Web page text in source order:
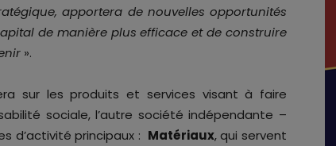
apportera de nouvelles opportunités
de manière plus efficace et de construire
».
sur les produits et services visant à faire
sociale, l’autre société indépendante –
d’activité principaux : Matériaux, qui servent